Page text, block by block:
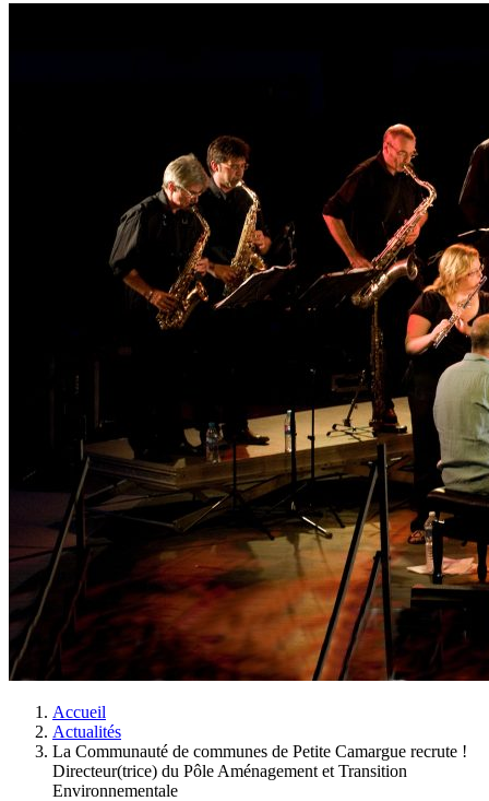
Accueil
Actualités
La Communauté de communes de Petite Camargue recrute !
Directeur(trice) du Pôle Aménagement et Transition
Environnementale